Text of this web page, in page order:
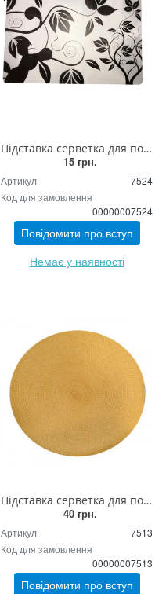
Підставка серветка для посуду та приладів (силікон)
15 грн.
Артикул
7524
Код для замовлення
00000007524
Повідомити про вступ
Немає у наявності
Підставка серветка для посуду та приладів плетена кругла (гірчиця)
40 грн.
Артикул
7513
Код для замовлення
00000007513
Повідомити про вступ